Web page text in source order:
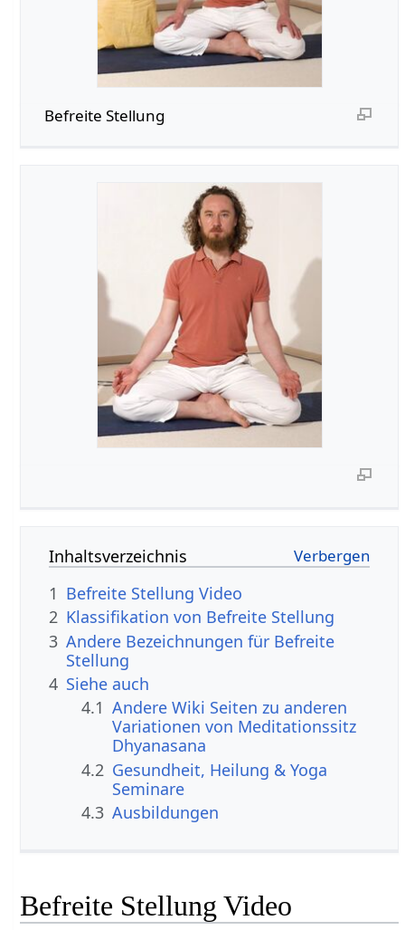
Befreite Stellung
Inhaltsverzeichnis
1 Befreite Stellung Video
2 Klassifikation von Befreite Stellung
3 Andere Bezeichnungen für Befreite
Stellung
4 Siehe auch
4.1 Andere Wiki Seiten zu anderen
Variationen von Meditationssitz
Dhyanasana
4.2 Gesundheit, Heilung & Yoga
Seminare
4.3 Ausbildungen
Befreite Stellung Video